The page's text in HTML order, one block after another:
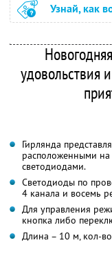
Узнай, как
удовольствия
Гирлянда
расположенными на
светодиодами.
Светодиоды по
4 канала и восемь
Для управления
кнопка либо
Длина – 10 м, кол-